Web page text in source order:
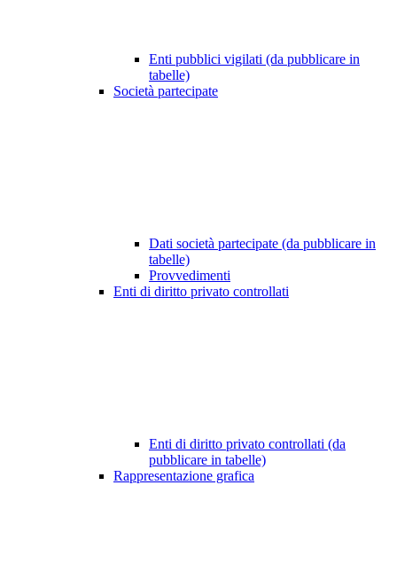
Enti pubblici vigilati (da pubblicare in
tabelle)
Società partecipate
Dati società partecipate (da pubblicare in
tabelle)
Provvedimenti
Enti di diritto privato controllati
Enti di diritto privato controllati (da
pubblicare in tabelle)
Rappresentazione grafica